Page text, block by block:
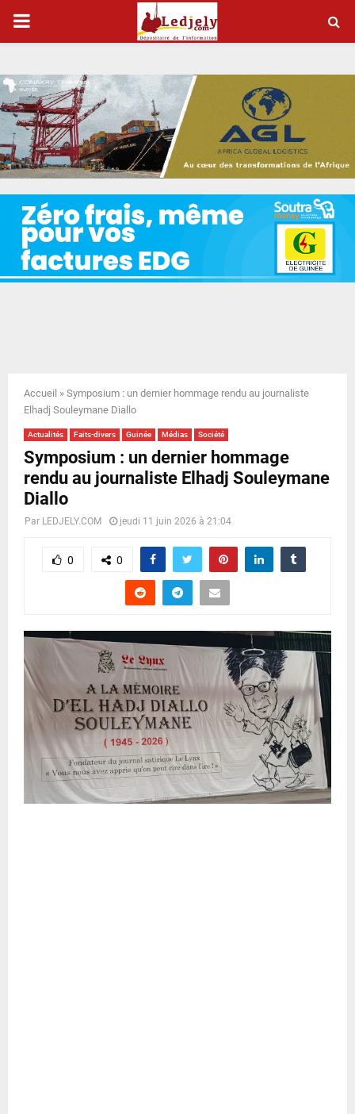
P
I
M
A
Y
N
U
Accueil » Symposium : un dernier hommage rendu au journaliste
Elhadj Souleymane Diallo
Actualités Faits-divers Guinée Médias Société
Symposium : un dernier hommage
rendu au journaliste Elhadj Souleymane
Diallo
Par LEDJELY.COM jeudi 11 juin 2026 à 21:04
0 0